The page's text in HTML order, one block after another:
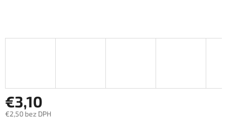
€3,10
€2,50 bez DPH